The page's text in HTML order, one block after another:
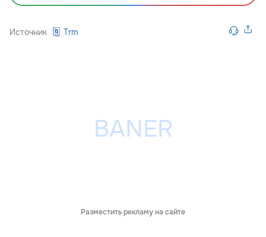
Источник Trm
Разместить рекламу на сайте